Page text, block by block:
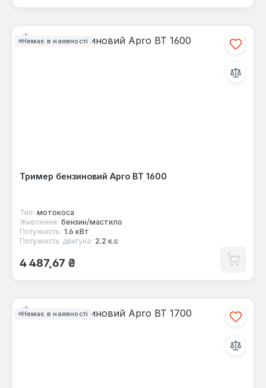
Немає в наявності
Тример бензиновий Apro ВТ 1600
Тип: мотокоса
Живлення: бензин/мастило
Потужність: 1.6 кВт
Потужність двигуна: 2.2 к.с
Звичайна ціна:
4 487,67 ₴
Немає в наявності